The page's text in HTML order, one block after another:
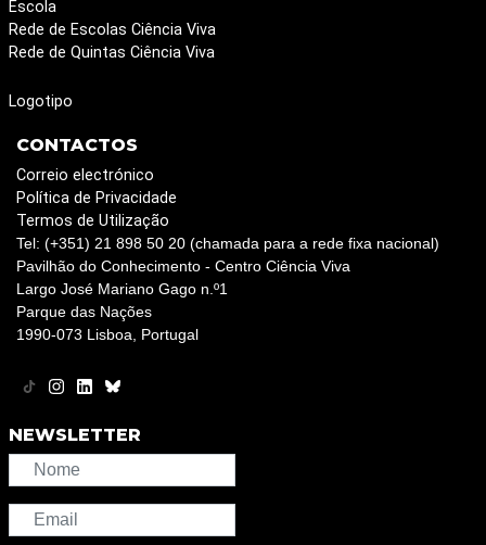
Escola
Rede de Escolas Ciência Viva
Rede de Quintas Ciência Viva
Logotipo
CONTACTOS
Correio electrónico
Política de Privacidade
Termos de Utilização
Tel: (+351) 21 898 50 20 (chamada para a rede fixa nacional)
Pavilhão do Conhecimento - Centro Ciência Viva
Largo José Mariano Gago n.º1
Parque das Nações
1990-073 Lisboa, Portugal
NEWSLETTER